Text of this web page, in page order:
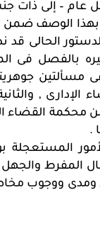
عام – إلى ذات
بهذا الوصف ضمن
فى
مسألتين
الإدارى ,
محكمة القضاء
.
ووجوب